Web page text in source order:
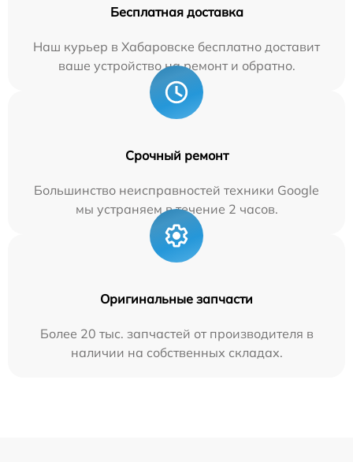
Бесплатная доставка
Наш курьер в Хабаровске бесплатно доставит
ваше устройство на ремонт и обратно.
Срочный ремонт
Большинство неисправностей техники Google
мы устраняем в течение 2 часов.
Оригинальные запчасти
Более 20 тыс. запчастей от производителя в
наличии на собственных складах.